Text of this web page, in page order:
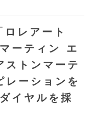
レアート
ーティン エ
ストンマーテ
レーションを
イヤルを採